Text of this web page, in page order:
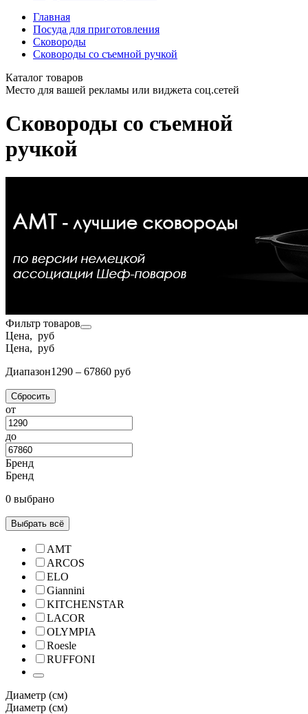
Главная
Посуда для приготовления
Сковороды
Сковороды со съемной ручкой
Каталог товаров
Место для вашей рекламы или виджета соц.сетей
Сковороды со съемной
ручкой
Фильтр товаров
Цена, руб
Цена, руб
Диапазон1290 – 67860 руб
Сбросить
от
до
Бренд
Бренд
0 выбрано
Выбрать всё
AMT
ARCOS
ELO
Giannini
KITCHENSTAR
LACOR
OLYMPIA
Roesle
RUFFONI
Диаметр (см)
Диаметр (см)